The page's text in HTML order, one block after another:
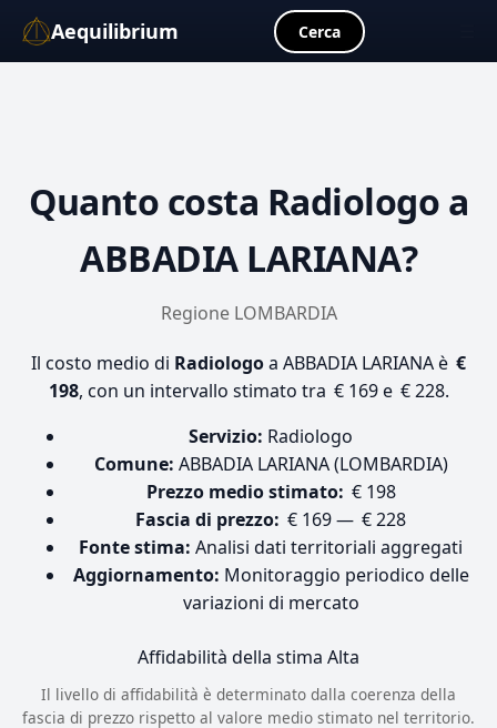
Aequilibrium Cerca
Quanto costa Radiologo a
ABBADIA LARIANA?
Regione LOMBARDIA
Il costo medio di Radiologoa ABBADIA LARIANA è €
198, con un intervallo stimato tra € 169 e € 228.
Servizio: Radiologo
Comune: ABBADIA LARIANA (LOMBARDIA)
Prezzo medio stimato: € 198
Fascia di prezzo: € 169 — € 228
Fonte stima: Analisi dati territoriali aggregati
Aggiornamento: Monitoraggio periodico delle
variazioni di mercato
Affidabilità della stima Alta
Il livello di affidabilità è determinato dalla coerenza della
fascia di prezzo rispetto al valore medio stimato nel territorio.